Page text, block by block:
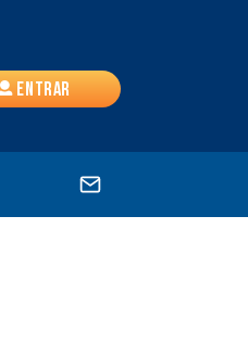
Entrar